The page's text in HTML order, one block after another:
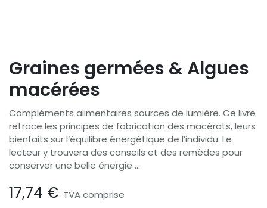
Graines germées & Algues
macérées
Compléments alimentaires sources de lumière. Ce livre
retrace les principes de fabrication des macérats, leurs
bienfaits sur l’équilibre énergétique de l’individu. Le
lecteur y trouvera des conseils et des remèdes pour
conserver une belle énergie ...
17,74 € TVA comprise